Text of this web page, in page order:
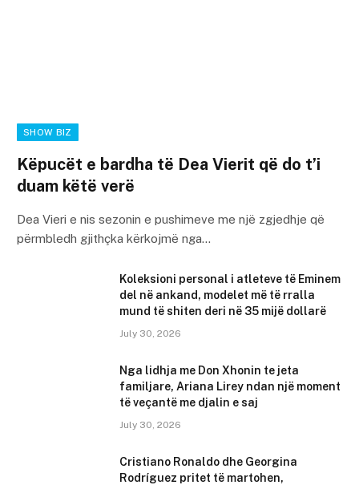
SHOW BIZ
Këpucët e bardha të Dea Vierit që do t’i
duam këtë verë
Dea Vieri e nis sezonin e pushimeve me një zgjedhje që
përmbledh gjithçka kërkojmë nga…
Koleksioni personal i atleteve të Eminem
del në ankand, modelet më të rralla
mund të shiten deri në 35 mijë dollarë
July 30, 2026
Nga lidhja me Don Xhonin te jeta
familjare, Ariana Lirey ndan një moment
të veçantë me djalin e saj
July 30, 2026
Cristiano Ronaldo dhe Georgina
Rodríguez pritet të martohen,